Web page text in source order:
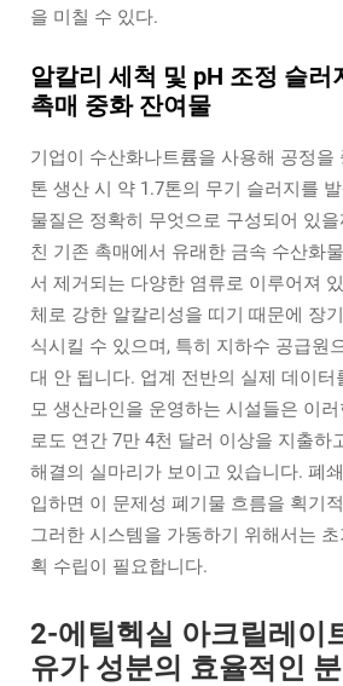
을 미칠 수 있다.
알칼리 세척 및 pH 조정 슬러
촉매 중화 잔여물
기업이 수산화나트륨을 사용해 공정을
톤 생산 시 약 1.7톤의 무기 슬러지를
물질은 정확히 무엇으로 구성되어 있
친 기존 촉매에서 유래한 금속 수산화
서 제거되는 다양한 염류로 이루어져
체로 강한 알칼리성을 띠기 때문에 장
식시킬 수 있으며, 특히 지하수 공급원
대 안 됩니다. 업계 전반의 실제 데이터
모 생산라인을 운영하는 시설들은 이
로도 연간 7만 4천 달러 이상을 지출하
해결의 실마리가 보이고 있습니다. 폐
입하면 이 문제성 폐기물 흐름을 획기
그러한 시스템을 가동하기 위해서는
획 수립이 필요합니다.
2-에틸헥실 아크릴레이
유가 성분의 효율적인